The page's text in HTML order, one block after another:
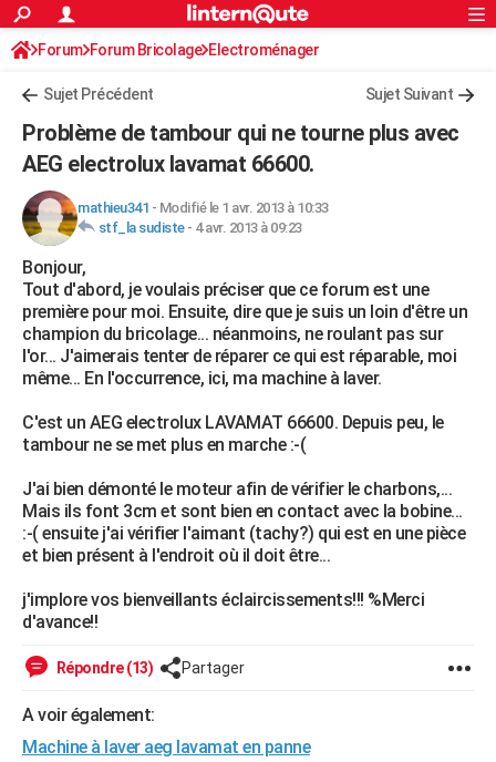
ACTUALITÉS
Politique
Société
Faits Divers
Education
Monde
Villes
+
Programme TV
TNTStreaming
Cinéma
Sorties cinéma
Musique
FINANCE
Retraite
Impôts
Epargne
Immobilier
Risques naturels par ville
Banque
Assurance
Crédit
AUTO
Essais
Réserver un essai
Citadines
Berlines
SUV
Forum auto
HIGH-TECH
Mobiles
Meilleur smartphone
Internet
Ordinateurs
Jeux vidéo
Guide high-tech
BRICOLAGE
Forum
Aménagement intérieur
Extérieur
Cuisine
Salle de bains
Jardinage
Rangement
WEEK-END
Guides de France
Escapades
Patrimoine
Expositions
Musées
Week-end nature
+LIFESTYLE
Art de vivre
Bien-être
Loisirs
Mode
Modes de vie
SANTE
VOYAGE
Destinations
City break
Voyage nature
Voyage de noces
Forum
Climat
+PHOTO
GUIDES D'ACHAT
BONS PLANS
CARTE DE VOEUX
Dictionnaire
Biographies
Citations
Expressions
Proverbes
PROGRAMME TV
S'inscrire
Connexion
Forum Forum Bricolage Electroménager
Sujet Précédent Sujet Suivant
Problème de tambour qui ne tourne plus avec
AEG electrolux lavamat 66600.
mathieu341 - Modifié le 1 avr. 2013 à 10:33
stf_la sudiste- 4 avr. 2013 à 09:23
Bonjour,
Tout d'abord, je voulais préciser que ce forum est une
première pour moi. Ensuite, dire que je suis un loin d'être un
champion du bricolage... néanmoins, ne roulant pas sur
l'or... J'aimerais tenter de réparer ce qui est réparable, moi
même... En l'occurrence, ici, ma machine à laver.
C'est un AEG electrolux LAVAMAT 66600. Depuis peu, le
tambour ne se met plus en marche :-(
J'ai bien démonté le moteur afin de vérifier le charbons,...
Mais ils font 3cm et sont bien en contact avec la bobine...
:-( ensuite j'ai vérifier l'aimant (tachy?) qui est en une pièce
et bien présent à l'endroit où il doit être...
j'implore vos bienveillants éclaircissements!!! %Merci
d'avance!!
Répondre (13) Partager
A voir également:
Machine à laver aeg lavamat en panne